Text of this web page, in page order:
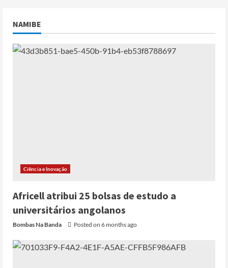
NAMIBE
Ciência e Inovação
Africell atribui 25 bolsas de estudo a
universitários angolanos
Bombas Na Banda Posted on 6 months ago